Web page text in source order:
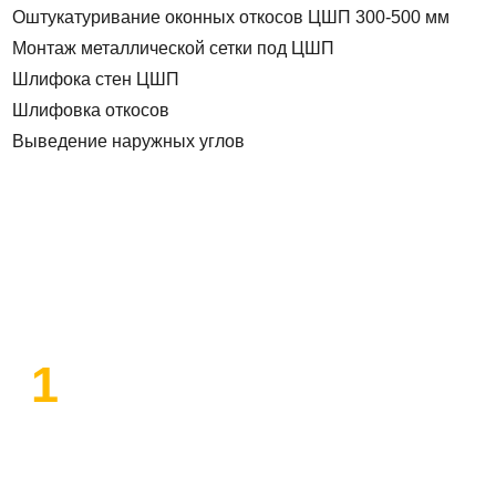
Оштукатуривание оконных откосов ЦШП 300-500 мм
Монтаж металлической сетки под ЦШП
Шлифока стен ЦШП
Шлифовка откосов
Выведение наружных углов
1